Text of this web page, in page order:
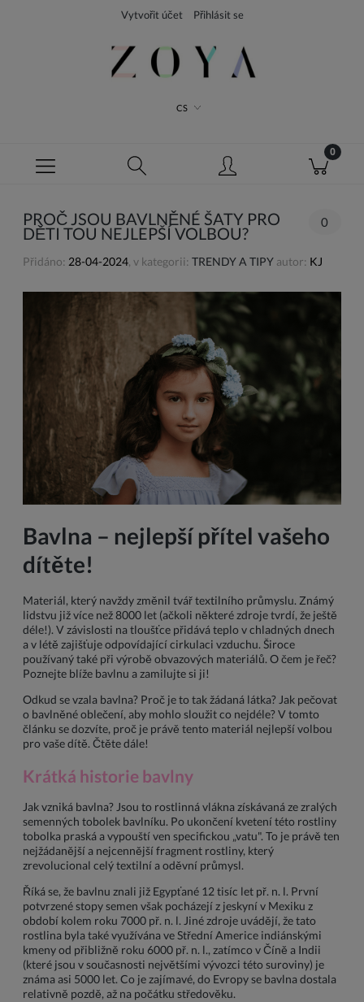
Vytvořit účet Přihlásit se
CS
PROČ JSOU BAVLNĚNÉ ŠATY PRO
DĚTI TOU NEJLEPŠÍ VOLBOU?
0
Přidáno: 28-04-2024, v kategorii: TRENDY A TIPY autor: KJ
Bavlna – nejlepší přítel vašeho
dítěte!
Materiál, který navždy změnil tvář textilního průmyslu. Známý
lidstvu již více než 8000 let (ačkoli některé zdroje tvrdí, že ještě
déle!). V závislosti na tloušťce přidává teplo v chladných dnech
a v létě zajišťuje odpovídající cirkulaci vzduchu. Široce
používaný také při výrobě obvazových materiálů. O čem je řeč?
Poznejte blíže bavlnu a zamilujte si ji!
Odkud se vzala bavlna? Proč je to tak žádaná látka? Jak pečovat
o bavlněné oblečení, aby mohlo sloužit co nejdéle? V tomto
článku se dozvíte, proč je právě tento materiál nejlepší volbou
pro vaše dítě. Čtěte dále!
Krátká historie bavlny
Jak vzniká bavlna? Jsou to rostlinná vlákna získávaná ze zralých
semenných tobolek bavlníku. Po ukončení kvetení této rostliny
tobolka praská a vypouští ven specifickou „vatu". To je právě ten
nejžádanější a nejcennější fragment rostliny, který
zrevolucional celý textilní a oděvní průmysl.
Říká se, že bavlnu znali již Egypťané 12 tisíc let př. n. l. První
potvrzené stopy semen však pocházejí z jeskyní v Mexiku z
období kolem roku 7000 př. n. l. Jiné zdroje uvádějí, že tato
rostlina byla také využívána ve Střední Americe indiánskými
kmeny od přibližně roku 6000 př. n. l., zatímco v Číně a Indii
(které jsou v současnosti největšími vývozci této suroviny) je
známa asi 5000 let. Co je zajímavé, do Evropy se bavlna dostala
relativně pozdě, až na počátku středověku.